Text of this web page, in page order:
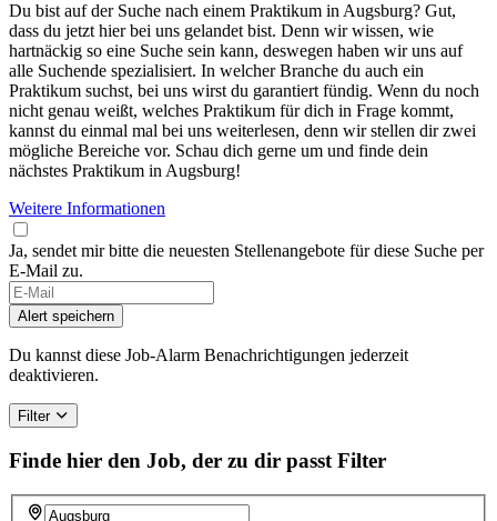
Du bist auf der Suche nach einem Praktikum in Augsburg? Gut,
dass du jetzt hier bei uns gelandet bist. Denn wir wissen, wie
hartnäckig so eine Suche sein kann, deswegen haben wir uns auf
alle Suchende spezialisiert. In welcher Branche du auch ein
Praktikum suchst, bei uns wirst du garantiert fündig. Wenn du noch
nicht genau weißt, welches Praktikum für dich in Frage kommt,
kannst du einmal mal bei uns weiterlesen, denn wir stellen dir zwei
mögliche Bereiche vor. Schau dich gerne um und finde dein
nächstes Praktikum in Augsburg!
Weitere Informationen
Ja, sendet mir bitte die neuesten Stellenangebote für diese Suche per
E-Mail zu.
Alert speichern
Du kannst diese Job-Alarm Benachrichtigungen jederzeit
deaktivieren.
Filter
Finde hier den Job, der zu dir passt Filter